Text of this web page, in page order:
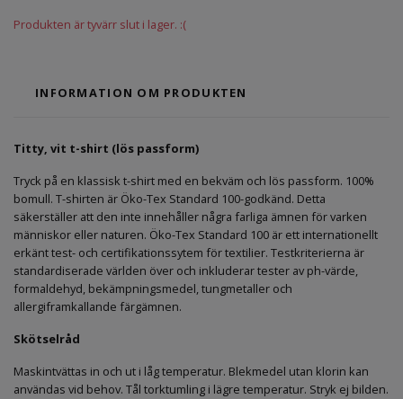
Produkten är tyvärr slut i lager. :(
INFORMATION OM PRODUKTEN
Titty, vit t-shirt (lös passform)
Tryck på en klassisk t-shirt med en bekväm och lös passform. 100%
bomull. T-shirten är Öko-Tex Standard 100-godkänd. Detta
säkerställer att den inte innehåller några farliga ämnen för varken
människor eller naturen. Öko-Tex Standard 100 är ett internationellt
erkänt test- och certifikationssytem för textilier. Testkriterierna är
standardiserade världen över och inkluderar tester av ph-värde,
formaldehyd, bekämpningsmedel, tungmetaller och
allergiframkallande färgämnen.
Skötselråd
Maskintvättas in och ut i låg temperatur. Blekmedel utan klorin kan
användas vid behov. Tål torktumling i lägre temperatur. Stryk ej bilden.